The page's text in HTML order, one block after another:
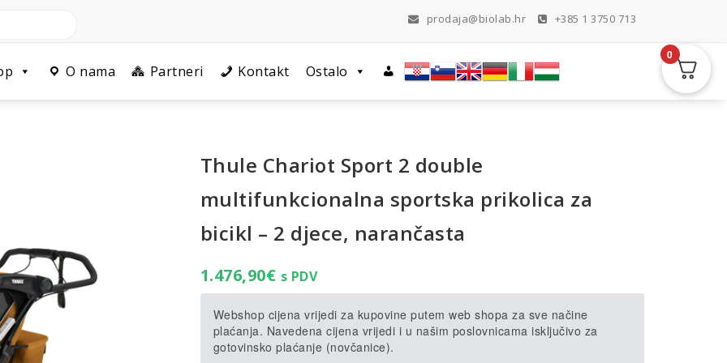
prodaja@biolab.hr +385 1 3750 713
O nama Partneri Kontakt Ostalo
Thule Chariot Sport 2 double
multifunkcionalna sportska prikolica za
bicikl – 2 djece, narančasta
1.476,90€ s PDV
Webshop cijena vrijedi za kupovine putem web shopa za sve načine
plaćanja. Navedena cijena vrijedi i u našim poslovnicama isključivo za
gotovinsko plaćanje (novčanice).
0